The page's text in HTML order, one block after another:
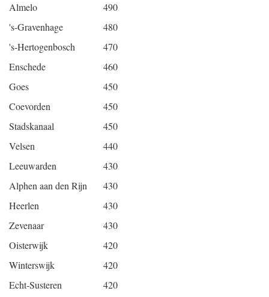
Almelo
490
's-Gravenhage
480
's-Hertogenbosch
470
Enschede
460
Goes
450
Coevorden
450
Stadskanaal
450
Velsen
440
Leeuwarden
430
Alphen aan den Rijn
430
Heerlen
430
Zevenaar
430
Oisterwijk
420
Winterswijk
420
Echt-Susteren
420